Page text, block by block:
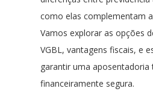
como elas complementam
Vamos explorar as opções
VGBL, vantagens fiscais, e
garantir uma aposentadoria
financeiramente segura.